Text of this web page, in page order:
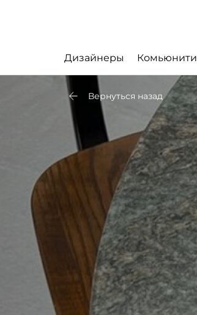
Дизайнеры Комьюнити
Вернуться назад